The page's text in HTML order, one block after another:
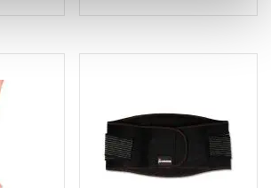
optie
kan
gekozen
worden